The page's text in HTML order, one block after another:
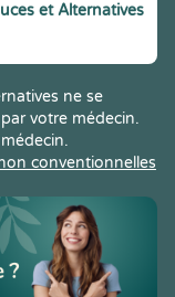
et Alternatives
ne se
votre médecin.
conventionnelles